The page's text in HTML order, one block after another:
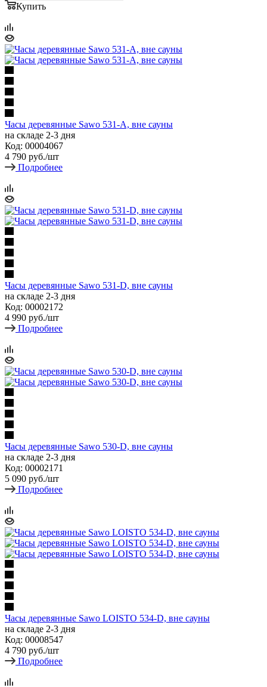
Купить
Часы деревянные Sawo 531-А, вне сауны
на складе 2-3 дня
Код: 00004067
4 790 руб./шт
Подробнее
Часы деревянные Sawo 531-D, вне сауны
на складе 2-3 дня
Код: 00002172
4 990 руб./шт
Подробнее
Часы деревянные Sawo 530-D, вне сауны
на складе 2-3 дня
Код: 00002171
5 090 руб./шт
Подробнее
Часы деревянные Sawo LOISTO 534-D, вне сауны
на складе 2-3 дня
Код: 00008547
4 790 руб./шт
Подробнее